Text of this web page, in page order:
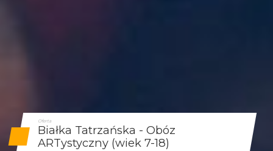
Oferta
Białka Tatrzańska - Obóz
ARTystyczny (wiek 7-18)